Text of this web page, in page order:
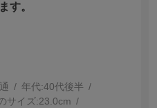
す。
年代:40代後半
サイズ:23.0cm